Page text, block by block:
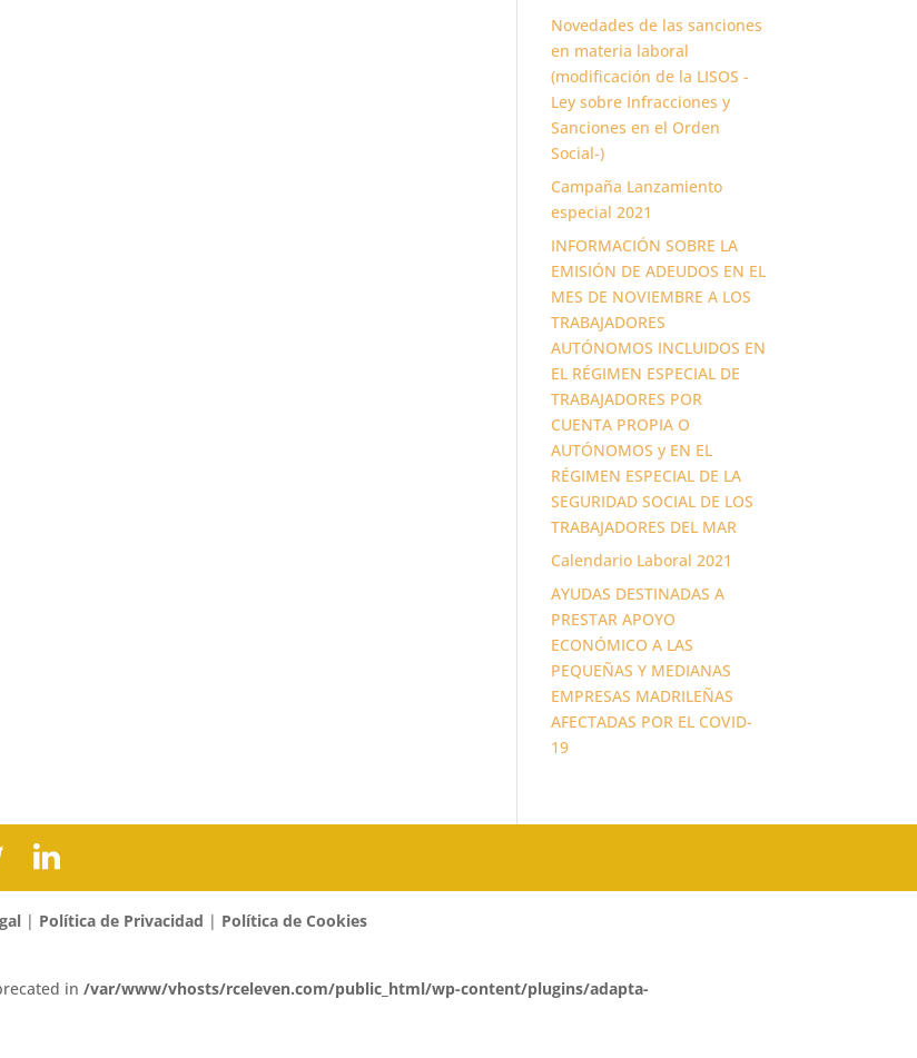
Novedades de las sanciones
en materia laboral
(modificación de la LISOS -
Ley sobre Infracciones y
Sanciones en el Orden
Social-)
Campaña Lanzamiento
especial 2021
INFORMACIÓN SOBRE LA
EMISIÓN DE ADEUDOS EN EL
MES DE NOVIEMBRE A LOS
TRABAJADORES
AUTÓNOMOS INCLUIDOS EN
EL RÉGIMEN ESPECIAL DE
TRABAJADORES POR
CUENTA PROPIA O
AUTÓNOMOS y EN EL
RÉGIMEN ESPECIAL DE LA
SEGURIDAD SOCIAL DE LOS
TRABAJADORES DEL MAR
Calendario Laboral 2021
AYUDAS DESTINADAS A
PRESTAR APOYO
ECONÓMICO A LAS
PEQUEÑAS Y MEDIANAS
EMPRESAS MADRILEÑAS
AFECTADAS POR EL COVID-
19
| Política de Privacidad | Política de Cookies
in /var/www/vhosts/rceleven.com/public_html/wp-content/plugins/adapta-